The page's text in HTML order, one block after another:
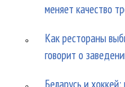
меняет качество
Как рестораны
говорит о
Беларусь и